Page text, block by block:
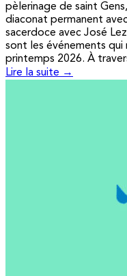
pèlerinage de saint
diaconat permanent
sacerdoce avec José
sont les événements
printemps 2026. À
Lire la suite →